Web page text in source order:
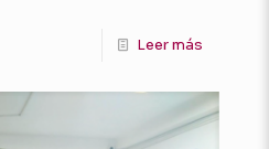
Leer más